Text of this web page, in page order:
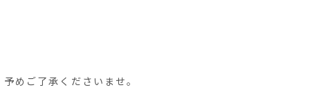
めご了承くださいませ。